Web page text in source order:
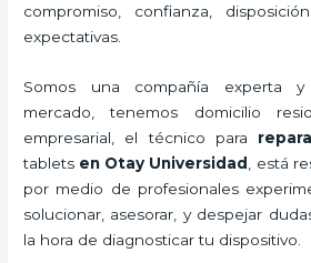
compromiso, confianza,
expectativas.
Somos una compañía experta
mercado, tenemos domicilio
empresarial, el técnico para
tablets en Otay Universidad
, está
por medio de profesionales
solucionar, asesorar, y despejar
la hora de diagnosticar tu dispositivo.